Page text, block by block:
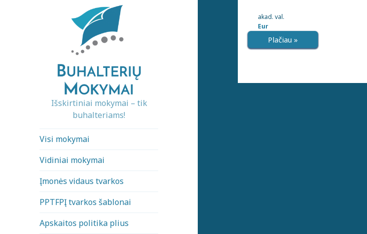
Išskirtiniai mokymai – tik
buhalteriams!
Visi mokymai
Vidiniai mokymai
Įmonės vidaus tvarkos
PPTFPĮ tvarkos šablonai
Apskaitos politika plius
akad. val.
Eur
Plačiau »